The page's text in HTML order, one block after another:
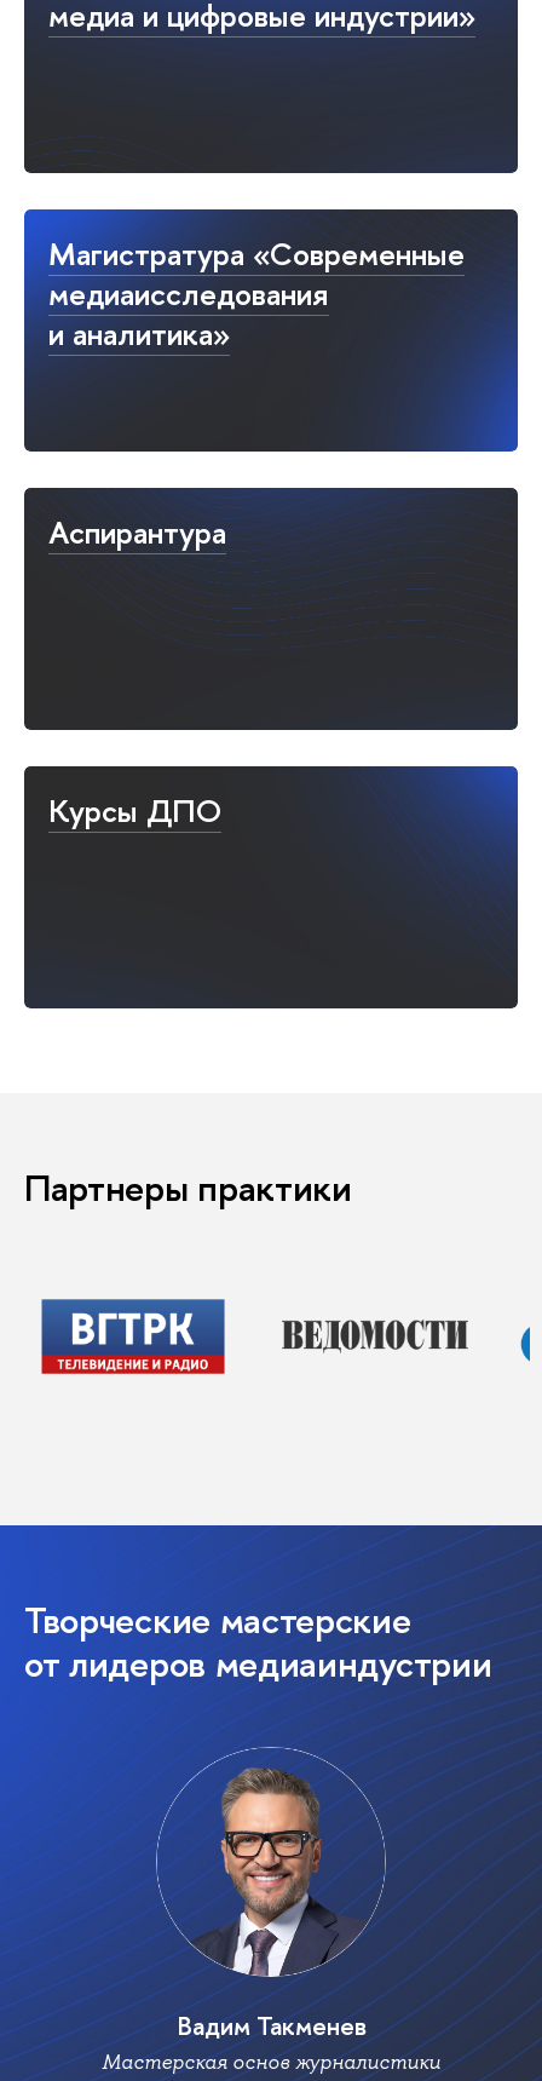
медиа и цифровые индустрии»
Магистратура «Современные
медиаисследования
и аналитика»
Аспирантура
Курсы ДПО
Партнеры практики
Творческие мастерские
от лидеров медиаиндустрии
адим Такмене
Мастерская основ журналистики